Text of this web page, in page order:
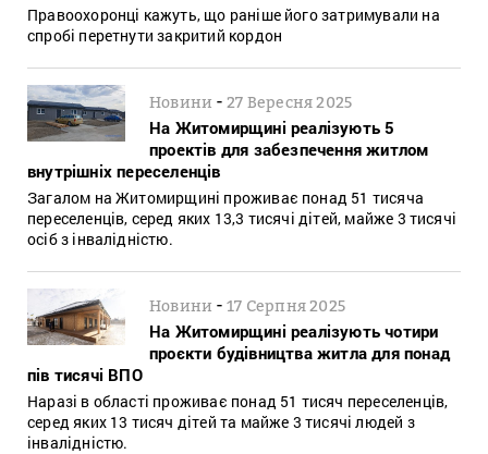
Правоохоронці кажуть, що раніше його затримували на
спробі перетнути закритий кордон
Новини -27 Вересня 2025
На Житомирщині реалізують 5
проектів для забезпечення житлом
внутрішніх переселенців
Загалом на Житомирщині проживає понад 51 тисяча
переселенців, серед яких 13,3 тисячі дітей, майже 3 тисячі
осіб з інвалідністю.
Новини -17 Серпня 2025
На Житомирщині реалізують чотири
проєкти будівництва житла для понад
пів тисячі ВПО
Наразі в області проживає понад 51 тисяч переселенців,
серед яких 13 тисяч дітей та майже 3 тисячі людей з
інвалідністю.